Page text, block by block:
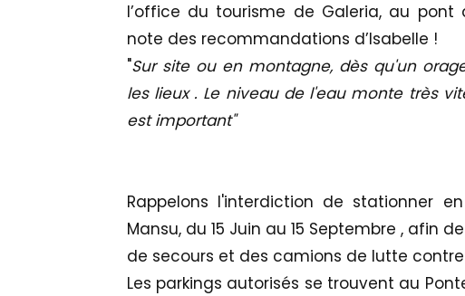
l’office du tourisme de Galeria, au
note des recommandations d’Isabelle !
"Sur site ou en montagne, dès qu'un
les lieux . Le niveau de l'eau monte très
est important"
Rappelons l'interdiction de stationner
Mansu, du 15 Juin au 15 Septembre , afin
de secours et des camions de lutte
Les parkings autorisés se trouvent au